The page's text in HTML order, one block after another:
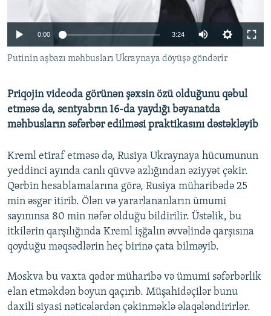
KARIKATURA
İSLAM VƏ DEMOKRATIYA
İZ - MƏDƏNIYYƏT PROQRAMI
PEŞƏ ETIKASI VƏ JURNALISTIKA STANDARTLARIMIZ
MATERIALLARIMIZDAN ISTIFADƏ
AZADLIQRADIOSU MOBIL TELEFONUNUZDA
XƏBƏR BÜLLETENLƏRIMIZ
RFE/RL-in bütün saytları
360p 480p
1080p
0:00 3:24
240p
480p
Putinin aşbazı məhbusları Ukraynaya döyüşə göndərir
Priqojin videoda görünən şəxsin özü olduğunu qəbul
etməsə də, sentyabrın 16-da yaydığı bəyanatda
məhbusların səfərbər edilməsi praktikasını dəstəkləyib
Kreml etiraf etməsə də, Rusiya Ukraynaya hücumunun
yeddinci ayında canlı qüvvə azlığından əziyyət çəkir.
Qərbin hesablamalarına görə, Rusiya müharibədə 25
min əsgər itirib. Ölən və yararlananların ümumi
sayınınsa 80 min nəfər olduğu bildirilir. Üstəlik, bu
itkilərin qarşılığında Kreml işğalın əvvəlində qarşısına
qoyduğu məqsədlərin heç birinə çata bilməyib.
Moskva bu vaxta qədər müharibə və ümumi səfərbərlik
elan etməkdən boyun qaçırıb. Müşahidəçilər bunu
daxili siyasi nəticələrdən çəkinməklə əlaqələndirirlər.